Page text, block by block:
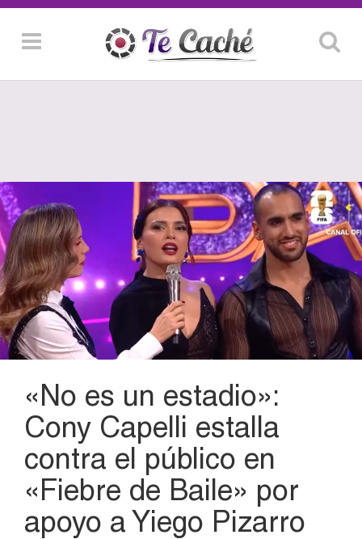
«No es un estadio»:
Cony Capelli estalla
contra el público en
«Fiebre de Baile» por
apoyo a Yiego Pizarro